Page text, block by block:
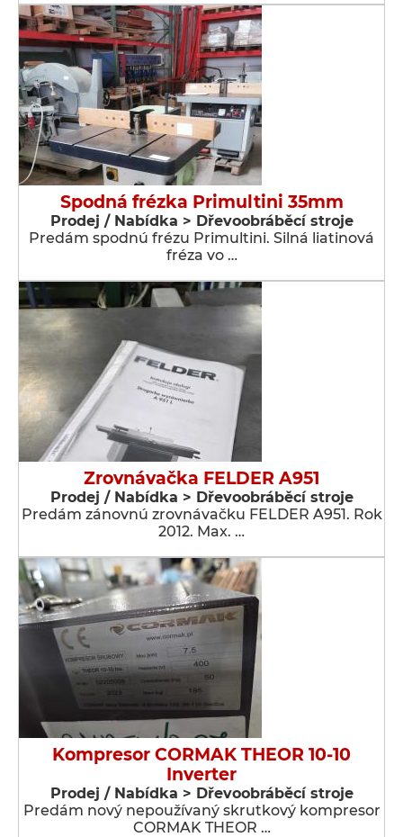
Spodná frézka Primultini 35mm
Prodej / Nabídka > Dřevoobráběcí stroje
Predám spodnú frézu Primultini. Silná liatinová
fréza vo …
Zrovnávačka FELDER A951
Prodej / Nabídka > Dřevoobráběcí stroje
Predám zánovnú zrovnávačku FELDER A951. Rok
2012. Max. …
Kompresor CORMAK THEOR 10-10
Inverter
Prodej / Nabídka > Dřevoobráběcí stroje
Predám nový nepoužívaný skrutkový kompresor
CORMAK THEOR …